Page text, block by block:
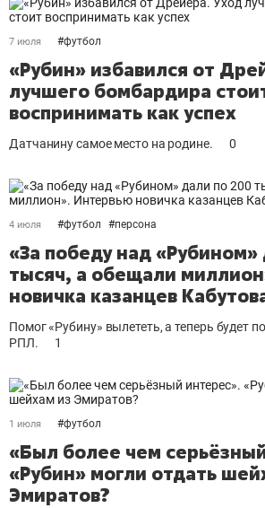
7 июля #футбол
«Рубин» избавился от
лучшего бомбардира
воспринимать как успех
Датчанину самое место на родине. 0
4 июля #футбол #персона
«За победу над
тысяч, а обещали
новичка казанцев
Помог «Рубину» вылететь, а теперь будет
РПЛ.
1
1 июля #футбол
«Был более чем
«Рубин» могли отдать
Эмиратов?